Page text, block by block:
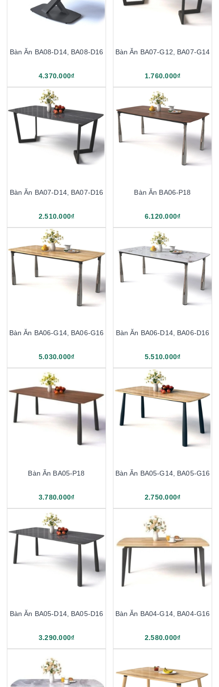
Bàn Ăn BA08-D14, BA08-D16
4.370.000₫
Bàn Ăn BA07-G12, BA07-G14
1.760.000₫
Bàn Ăn BA07-D14, BA07-D16
2.510.000₫
Bàn Ăn BA06-P18
6.120.000₫
Bàn Ăn BA06-G14, BA06-G16
5.030.000₫
Bàn Ăn BA06-D14, BA06-D16
5.510.000₫
Bàn Ăn BA05-P18
3.780.000₫
Bàn Ăn BA05-G14, BA05-G16
2.750.000₫
Bàn Ăn BA05-D14, BA05-D16
3.290.000₫
Bàn Ăn BA04-G14, BA04-G16
2.580.000₫